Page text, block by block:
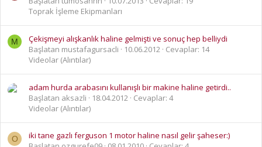
Toprak İşleme Ekipmanları
M
Çekişmeyi alışkanlık haline gelmişti ve sonuç hep belliydi
Başlatan mustafagursacli
10.06.2012 Cevaplar: 14
Videolar (Alıntılar)
adam hurda arabasını kullanışlı bir makine haline getirdi..
Başlatan aksazli
18.04.2012 Cevaplar: 4
Videolar (Alıntılar)
O
iki tane gazlı ferguson 1 motor haline nasıl gelir şaheser:)